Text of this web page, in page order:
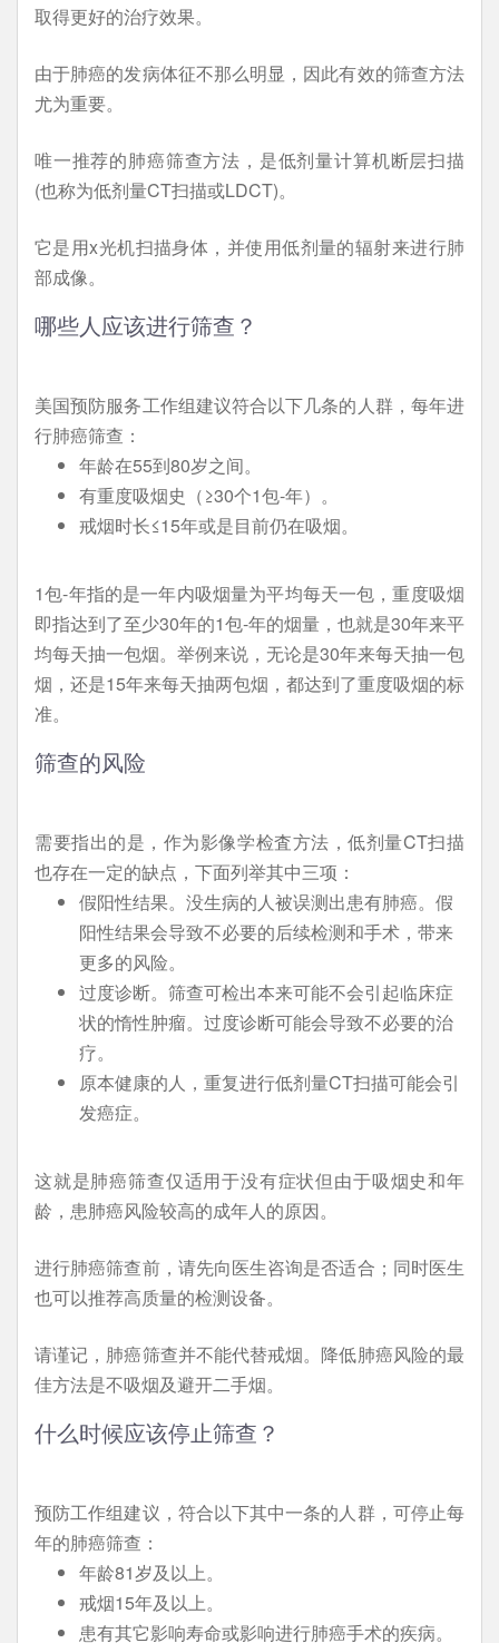
取得更好的治疗效果。
由于肺癌的发病体征不那么明显，因此有效的筛查方法
尤为重要。
唯一推荐的肺癌筛查方法，是低剂量计算机断层扫描
(也称为低剂量CT扫描或LDCT)。
它是用x光机扫描身体，并使用低剂量的辐射来进行肺
部成像。
哪些人应该进行筛查？
美国预防服务工作组建议符合以下几条的人群，每年进
行肺癌筛查：
年龄在55到80岁之间。
有重度吸烟史（≥30个1包-年）。
戒烟时长≤15年或是目前仍在吸烟。
1包-年指的是一年内吸烟量为平均每天一包，重度吸烟
即指达到了至少30年的1包-年的烟量，也就是30年来平
均每天抽一包烟。举例来说，无论是30年来每天抽一包
烟，还是15年来每天抽两包烟，都达到了重度吸烟的标
准。
筛查的风险
需要指出的是，作为影像学检査方法，低剂量CT扫描
也存在一定的缺点，下面列举其中三项：
假阳性结果。没生病的人被误测出患有肺癌。假
阳性结果会导致不必要的后续检测和手术，带来
更多的风险。
过度诊断。筛查可检出本来可能不会引起临床症
状的惰性肿瘤。过度诊断可能会导致不必要的治
疗。
原本健康的人，重复进行低剂量CT扫描可能会引
发癌症。
这就是肺癌筛查仅适用于没有症状但由于吸烟史和年
龄，患肺癌风险较高的成年人的原因。
进行肺癌筛查前，请先向医生咨询是否适合；同时医生
也可以推荐高质量的检测设备。
请谨记，肺癌筛查并不能代替戒烟。降低肺癌风险的最
佳方法是不吸烟及避开二手烟。
什么时候应该停止筛查？
预防工作组建议，符合以下其中一条的人群，可停止每
年的肺癌筛查：
年龄81岁及以上。
戒烟15年及以上。
患有其它影响寿命或影响进行肺癌手术的疾病。